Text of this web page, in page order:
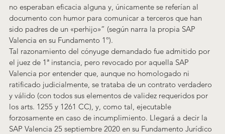
no esperaban eficacia alguna y, únicamente se referían al
documento con humor para comunicar a terceros que han
sido padres de un «perhijo»” (según narra la propia SAP
Valencia en su Fundamento 1º).
Tal razonamiento del cónyuge demandado fue admitido por
el juez de 1ª instancia, pero revocado por aquella SAP
Valencia por entender que, aunque no homologado ni
ratificado judicialmente, se trataba de un contrato verdadero
y válido (con todos sus elementos de validez requeridos por
los arts. 1255 y 1261 CC), y, como tal, ejecutable
forzosamente en caso de incumplimiento. Llegará a decir la
SAP Valencia 25 septiembre 2020 en su Fundamento Jurídico